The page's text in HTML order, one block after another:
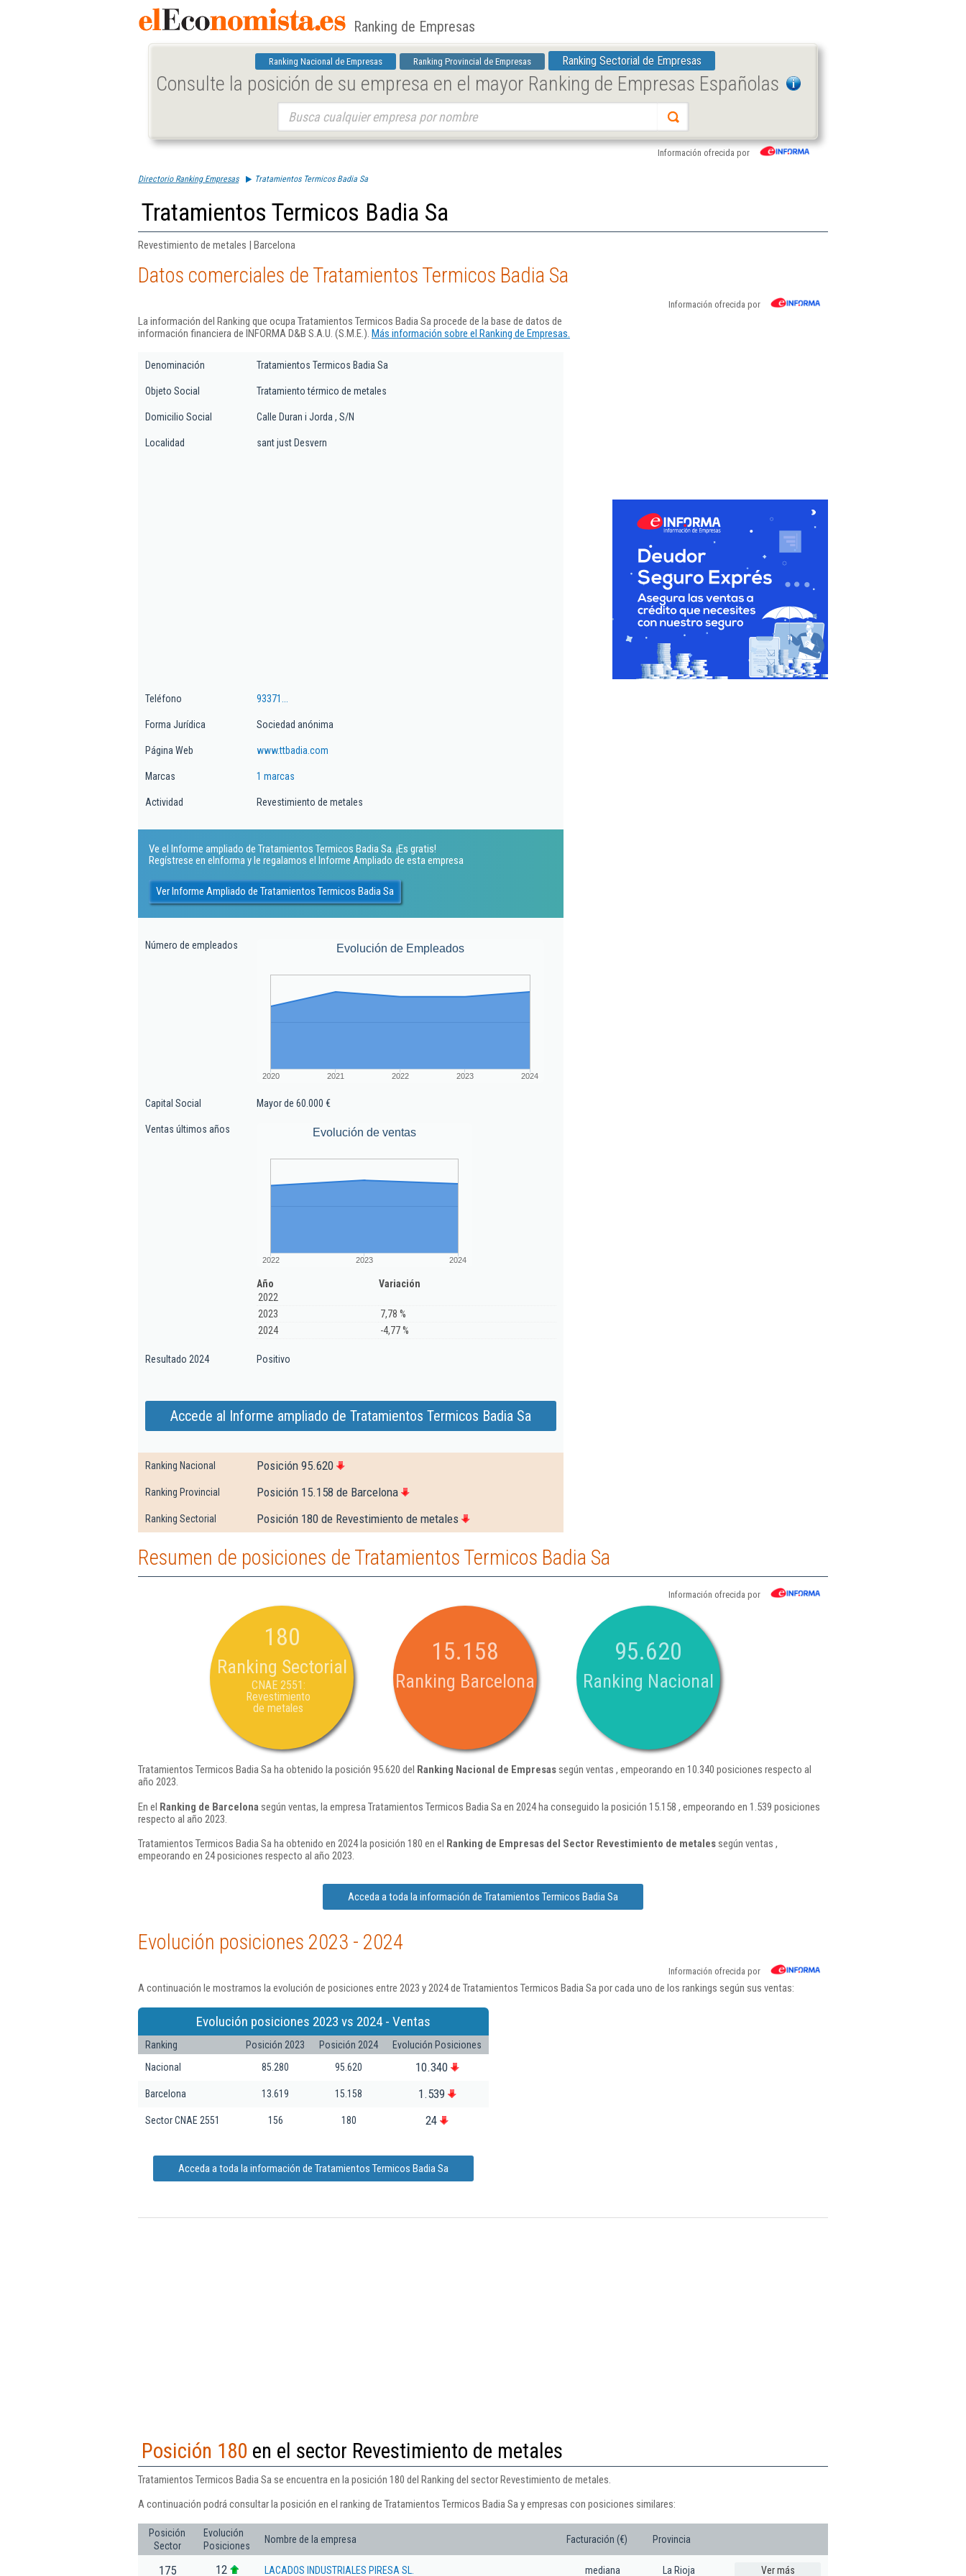
Ranking de Empresas
Ranking Nacional de Empresas Ranking Provincial de Empresas Ranking Sectorial de Empresas
Consulte la posición de su empresa en el mayor Ranking de Empresas Españolas
Información ofrecida por
Directorio Ranking Empresas Tratamientos Termicos Badia Sa
Tratamientos Termicos Badia Sa
Revestimiento de metales | Barcelona
Datos comerciales de Tratamientos Termicos Badia Sa
Información ofrecida por
La información del Ranking que ocupa Tratamientos Termicos Badia Sa procede de la base de datos de
información financiera de INFORMA D&B S.A.U. (S.M.E.). Más información sobre el Ranking de Empresas.
Denominación Tratamientos Termicos Badia Sa
Objeto Social Tratamiento térmico de metales
Domicilio Social Calle Duran i Jorda , S/N
Localidad sant just Desvern
Teléfono 93371...
Forma Jurídica Sociedad anónima
Página Web www.ttbadia.com
Marcas 1 marcas
Actividad Revestimiento de metales
Ve el Informe ampliado de Tratamientos Termicos Badia Sa. ¡Es gratis!
Regístrese en eInforma y le regalamos el Informe Ampliado de esta empresa
Ver Informe Ampliado de Tratamientos Termicos Badia Sa
Número de empleados Evolución de Empleados
2020 2021 2022 2023 2024
Capital Social Mayor de 60.000 €
Ventas últimos años Evolución de ventas
2022 2023 2024
Año
Variación
2022
2023
7,78 %
2024
-4,77 %
Resultado 2024 Positivo
Accede al Informe ampliado de Tratamientos Termicos Badia Sa
Ranking Nacional Posición 95.620
Ranking Provincial Posición 15.158 de Barcelona
Ranking Sectorial Posición 180 de Revestimiento de metales
Resumen de posiciones de Tratamientos Termicos Badia Sa
Información ofrecida por
180
Ranking Sectorial
CNAE 2551:
Revestimiento
de metales
15.158
Ranking Barcelona
95.620
Ranking Nacional
Tratamientos Termicos Badia Sa ha obtenido la posición 95.620 del Ranking Nacional de Empresassegún ventas , empeorando en 10.340 posiciones respecto al
año 2023.
En el Ranking de Barcelona según ventas, la empresa Tratamientos Termicos Badia Sa en 2024 ha conseguido la posición 15.158 , empeorando en 1.539 posiciones
respecto al año 2023.
Tratamientos Termicos Badia Sa ha obtenido en 2024 la posición 180 en el Ranking de Empresas del Sector Revestimiento de metalessegún ventas ,
empeorando en 24 posiciones respecto al año 2023.
Acceda a toda la información de Tratamientos Termicos Badia Sa
Evolución posiciones 2023 - 2024
Información ofrecida por
A continuación le mostramos la evolución de posiciones entre 2023 y 2024 de Tratamientos Termicos Badia Sa por cada uno de los rankings según sus ventas:
Evolución posiciones 2023 vs 2024 - Ventas
Ranking Posición 2023 Posición 2024
Evolución Posiciones
Nacional
85.280 95.620 10.340
Barcelona 13.619 15.158 1.539
Sector CNAE 2551 156 180 24
Acceda a toda la información de Tratamientos Termicos Badia Sa
Posición 180 en el sector Revestimiento de metales
Tratamientos Termicos Badia Sa se encuentra en la posición 180 del Ranking del sector Revestimiento de metales.
A continuación podrá consultar la posición en el ranking de Tratamientos Termicos Badia Sa y empresas con posiciones similares:
Posición
Sector
Evolución
Posiciones
Nombre de la empresa Facturación (€) Provincia
175 12 LACADOS INDUSTRIALES PIRESA SL. mediana La Rioja Ver más